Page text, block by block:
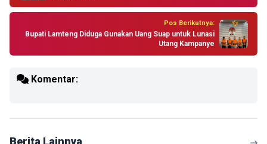
Pos Berikutnya:
Bupati Lamteng Diduga Gunakan Uang Suap untuk Lunasi
Utang Kampanye
Komentar:
Berita Lainnya